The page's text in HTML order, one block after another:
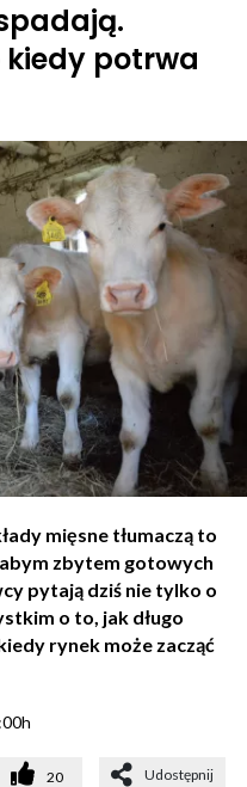
kiedy potrwa
mięsne tłumaczą to
zbytem gotowych
pytają dziś nie tylko o
o to, jak długo
rynek może zacząć
20 Udostępnij